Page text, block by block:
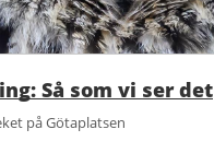
Så som vi ser det
på Götaplatsen